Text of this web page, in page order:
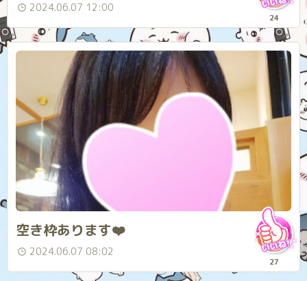
2024.06.07 12:00
24
空き枠あります❤️
2024.06.07 08:02
27